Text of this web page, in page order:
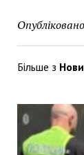
Більше з